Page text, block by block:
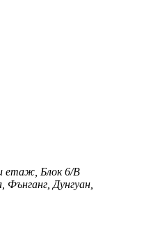
етаж, Блок 6/B
Дунгуан,